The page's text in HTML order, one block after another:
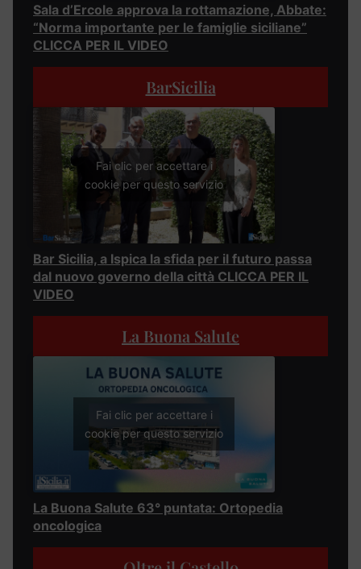
Sala d’Ercole approva la rottamazione, Abbate:
“Norma importante per le famiglie siciliane”
CLICCA PER IL VIDEO
BarSicilia
Fai clic per accettare i
cookie per questo servizio
Bar Sicilia, a Ispica la sfida per il futuro passa
dal nuovo governo della città CLICCA PER IL
VIDEO
La Buona Salute
Fai clic per accettare i
cookie per questo servizio
La Buona Salute 63° puntata: Ortopedia
oncologica